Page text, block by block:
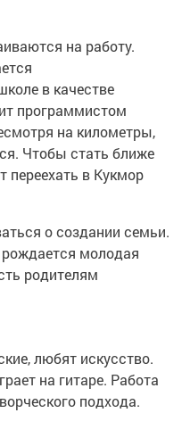
на работу.
в качестве
программистом
на километры,
Чтобы стать ближе
в Кукмор
о создании семьи.
рождается молодая
родителям
любят искусство.
на гитаре. Работа
подхода.